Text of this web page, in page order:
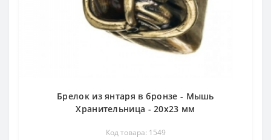
Брелок из янтаря в бронзе - Мышь
Хранительница - 20х23 мм
Код товара: 1549